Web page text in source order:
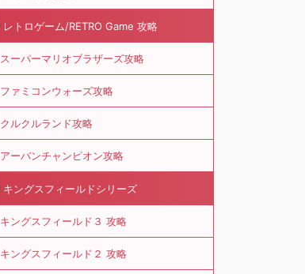
レトロゲーム/RETRO Game 攻略
スーパーマリオブラザーズ攻略
ファミコンウォーズ攻略
クルクルランド攻略
アーバンチャンピオン攻略
キングスフィールドシリーズ
キングスフィールド３ 攻略
キングスフィールド２ 攻略